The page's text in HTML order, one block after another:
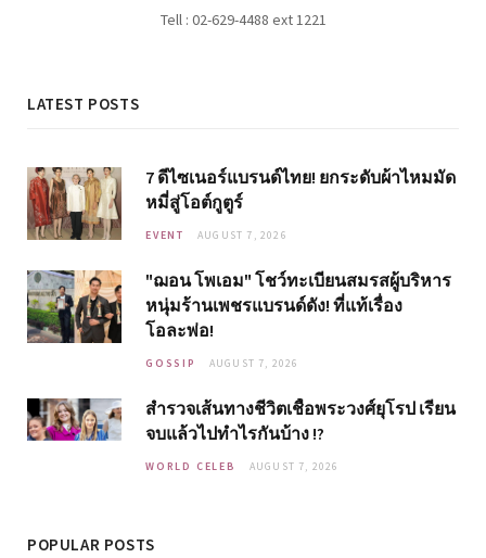
Tell : 02-629-4488 ext 1221
LATEST POSTS
7 ดีไซเนอร์แบรนด์ไทย! ยกระดับผ้าไหมมัด
หมี่สู่โอต์กูตูร์
EVENT AUGUST 7, 2026
"ฌอน โพเอม" โชว์ทะเบียนสมรสผู้บริหาร
หนุ่มร้านเพชรแบรนด์ดัง! ที่แท้เรื่อง
โอละพ่อ!
GOSSIP AUGUST 7, 2026
สำรวจเส้นทางชีวิตเชื้อพระวงศ์ยุโรป เรียน
จบแล้วไปทำไรกันบ้าง !?
WORLD CELEB AUGUST 7, 2026
POPULAR POSTS